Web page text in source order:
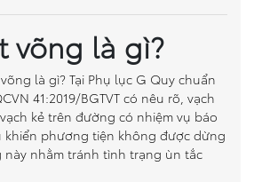
võng là gì?
là gì? Tại Phụ lục G Quy chuẩn
41:2019/BGTVT có nêu rõ, vạch
kẻ trên đường có nhiệm vụ báo
khiển phương tiện không được dừng
nhằm tránh tình trạng ùn tắc